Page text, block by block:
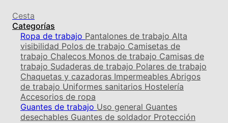
Cesta
Categorías
Ropa de trabajo Pantalones de trabajo Alta
visibilidad Polos de trabajo Camisetas de
trabajo Chalecos Monos de trabajo Camisas de
trabajo Sudaderas de trabajo Polares de trabajo
Chaquetas y cazadoras Impermeables Abrigos
de trabajo Uniformes sanitarios Hostelería
Accesorios de ropa
Guantes de trabajo Uso general Guantes
desechables Guantes de soldador Protección